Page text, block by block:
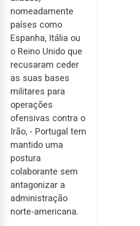
nomeadamente
países como
Espanha, Itália ou
o Reino Unido que
recusaram ceder
as suas bases
militares para
operações
ofensivas contra o
Irão, - Portugal tem
mantido uma
postura
colaborante sem
antagonizar a
administração
norte-americana.